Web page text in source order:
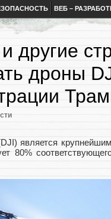
ВЕБ –
другие
дроны
является
80%